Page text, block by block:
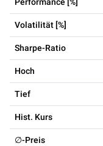
Performance [%]
Volatilität [%]
Sharpe-Ratio
Hoch
Tief
Hist. Kurs
∅-Preis